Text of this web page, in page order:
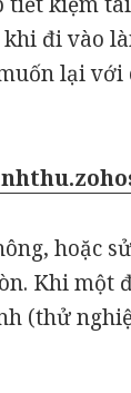
đi vào
lại với
hoặc
Khi một
(thử